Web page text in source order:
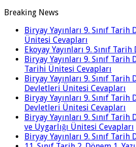
Breaking News
Biryay Yayınları 9. Sınıf
Ünitesi Cevapları
Ekoyay Yayınları 9. Sınıf
Biryay Yayınları 9. Sınıf
Tarihi Ünitesi Cevapları
Biryay Yayınları 9. Sınıf
Devletleri Ünitesi Cevapları
Biryay Yayınları 9. Sınıf
Devletleri Ünitesi Cevapları
Biryay Yayınları 9. Sınıf
ve Uygarlığı Ünitesi Cevapları
Biryay Yayınları 9. Sınıf Tarih